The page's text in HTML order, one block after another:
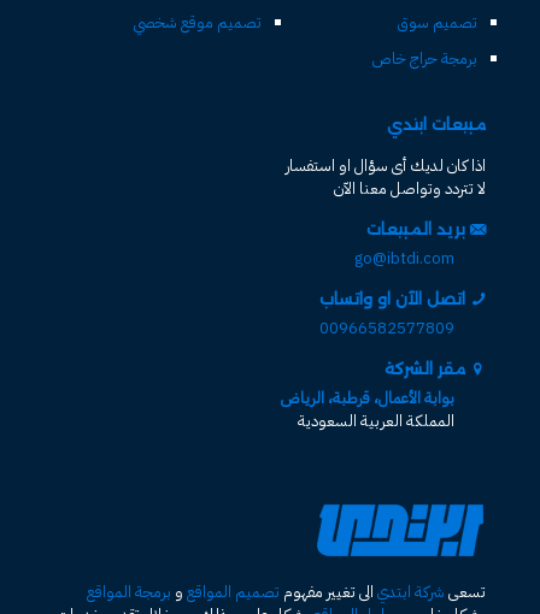
تصميم سوق
برمجة حراج خاص
تصميم موقع شخصي
مبيعات ابتدي
اذا كان لديك أى سؤال او استفسار
لا تتردد وتواصل معنا الآن
بريد المبيعات
go@ibtdi.com
اتصل الآن او واتساب
00966582577809
مقر الشركة
بوابة الأعمال، قرطبة، الرياض
المملكة العربية السعودية
تسعى شركة ابتدي الى تغيير مفهوم تصميم المواقع و برمجة المواقع